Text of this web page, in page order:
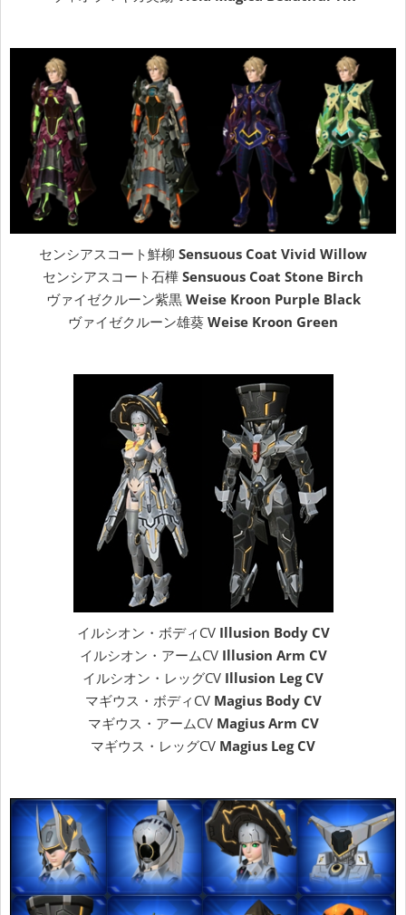
センシアスコート鮮柳 Sensuous Coat Vivid Willow
センシアスコート石樺 Sensuous Coat Stone Birch
ヴァイゼクルーン紫黒Weise Kroon Purple Black
ヴァイゼクルーン雄葵 Weise Kroon Green
イルシオン・ボディCV Illusion Body CV
イルシオン・アームCV Illusion Arm CV
イルシオン・レッグCV Illusion Leg CV
マギウス・ボディCV Magius Body CV
マギウス・アームCVMagius Arm CV
マギウス・レッグCV Magius Leg CV